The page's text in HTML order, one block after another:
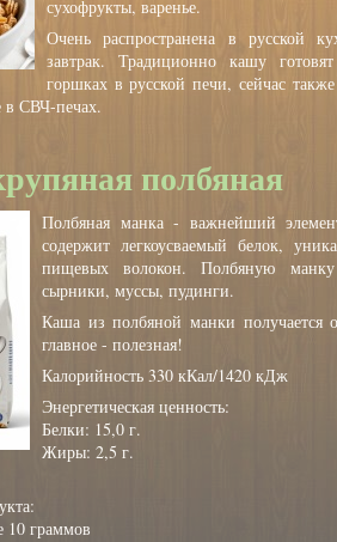
сухофрукты, варенье.
Очень распространена в русской
завтрак. Традиционно кашу
горшках в русской печи, сейчас
в СВЧ-печах.
полбяная
Полбяная манка - важнейший
содержит легкоусваемый белок,
пищевых волокон. Полбяную
сырники, муссы, пудинги.
Каша из полбяной манки получается
главное - полезная!
Калорийность 330 кКал/1420 кДж
Энергетическая ценность:
Белки: 15,0 г.
Жиры: 2,5 г.
10 граммов